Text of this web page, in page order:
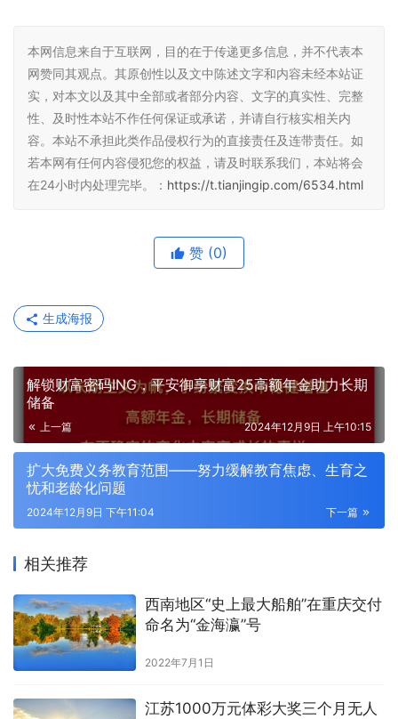
本网信息来自于互联网，目的在于传递更多信息，并不代表本
网赞同其观点。其原创性以及文中陈述文字和内容未经本站证
实，对本文以及其中全部或者部分内容、文字的真实性、完整
性、及时性本站不作任何保证或承诺，并请自行核实相关内
容。本站不承担此类作品侵权行为的直接责任及连带责任。如
若本网有任何内容侵犯您的权益，请及时联系我们，本站将会
在24小时内处理完毕。： https://t.tianjingip.com/6534.html
赞 (0)
生成海报
解锁财富密码ING，平安御享财富25高额年金助力长期
储备
上一篇 2024年12月9日 上午10:15
扩大免费义务教育范围——努力缓解教育焦虑、生育之
忧和老龄化问题
下一篇
2024年12月9日 下午11:04
相关推荐
西南地区“史上最大船舶”在重庆交付
命名为“金海瀛”号
2022年7月1日
江苏1000万元体彩大奖三个月无人